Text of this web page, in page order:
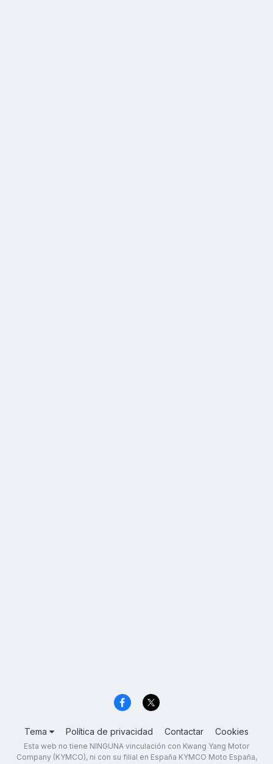
Tema Política de privacidad Contactar Cookies
Esta web no tiene NINGUNA vinculación con Kwang Yang Motor
Company (KYMCO), ni con su filial en España KYMCO Moto España,